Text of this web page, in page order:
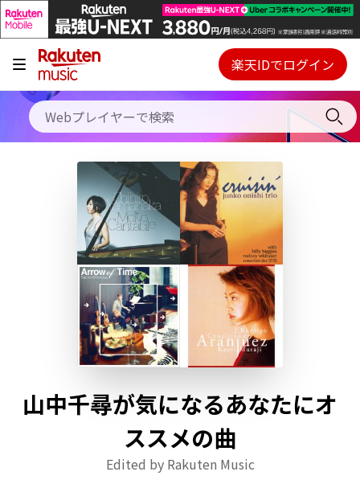
キャンペーン
料金プラン
使い方
初回30日間無料お試し
Webプレイヤー
ご契約内容の確認・変更
楽天IDでログイン
山中千尋が気になるあなたにオ
ススメの曲
Edited by Rakuten Music